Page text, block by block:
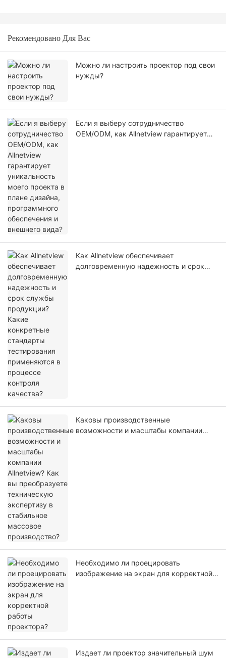
Рекомендовано Для Вас
Можно ли настроить проектор под свои
нужды?
Если я выберу сотрудничество
OEM/ODM, как Allnetview гарантирует
Как Allnetview обеспечивает
долговременную надежность и срок
Каковы производственные
возможности и масштабы компании
Необходимо ли проецировать
изображение на экран для корректной
Издает ли проектор значительный шум